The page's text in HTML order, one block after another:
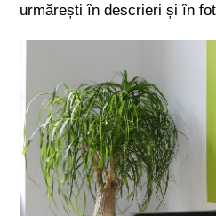
urmărești în descrieri și în